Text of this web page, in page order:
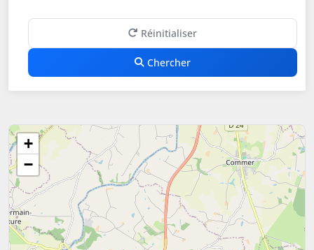
Réinitialiser
Chercher
+
−